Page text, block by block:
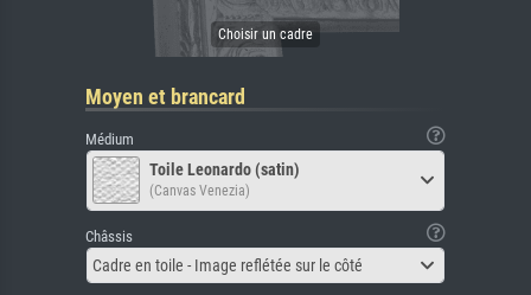
Moyen et brancard
Médium
Toile Leonardo (satin)
(Canvas Venezia)
Châssis
Cadre en toile - Image reflétée sur le côté